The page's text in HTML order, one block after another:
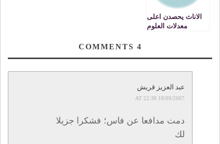
الاناث يحصدن اعلى
معدلات العلوم
4
عبد العزيز قريش
18/09/2007 AT 22:38
دمت مدافعا عن فاس؛ فشكرا جزيلا
لك